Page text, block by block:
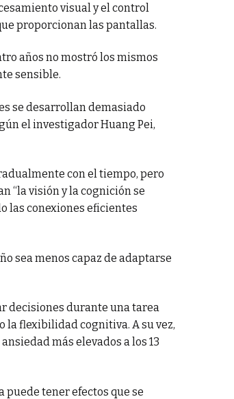
visual y el control
proporcionan las pantallas.
años no mostró los mismos
sensible.
se desarrollan demasiado
el investigador Huang Pei,
con el tiempo, pero
“la visión y la cognición se
las conexiones eficientes
sea menos capaz de adaptarse
decisiones durante una tarea
la flexibilidad cognitiva. A su vez,
más elevados a los 13
puede tener efectos que se